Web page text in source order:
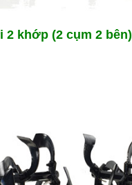
2 khớp (2 cụm 2 bên)